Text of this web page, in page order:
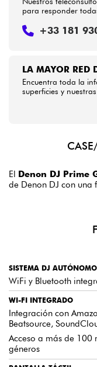
LA MAYOR RED
Encuentra toda la
superficies y
para responder
+33 181
El Denon DJ Prime
de Denon DJ con una
SISTEMA DJ
WiFi y Bluetooth
WI-FI INTEGRADO
Integración con
Beatsource,
Acceso a más de 100
géneros